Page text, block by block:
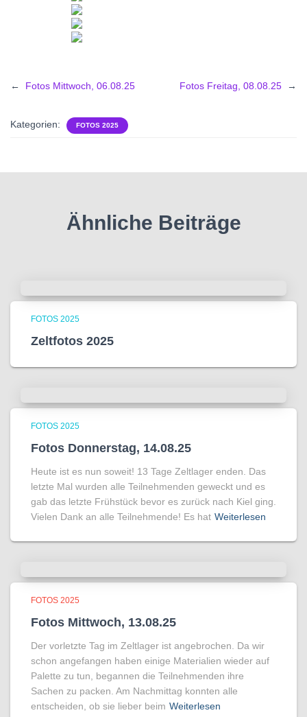
← Fotos Mittwoch, 06.08.25 Fotos Freitag, 08.08.25 →
Kategorien: FOTOS 2025
Ähnliche Beiträge
FOTOS 2025
Zeltfotos 2025
FOTOS 2025
Fotos Donnerstag, 14.08.25
Heute ist es nun soweit! 13 Tage Zeltlager enden. Das
letzte Mal wurden alle Teilnehmenden geweckt und es
gab das letzte Frühstück bevor es zurück nach Kiel ging.
Vielen Dank an alle Teilnehmende! Es hat Weiterlesen
FOTOS 2025
Fotos Mittwoch, 13.08.25
Der vorletzte Tag im Zeltlager ist angebrochen. Da wir
schon angefangen haben einige Materialien wieder auf
Palette zu tun, begannen die Teilnehmenden ihre
Sachen zu packen. Am Nachmittag konnten alle
entscheiden, ob sie lieber beim Weiterlesen